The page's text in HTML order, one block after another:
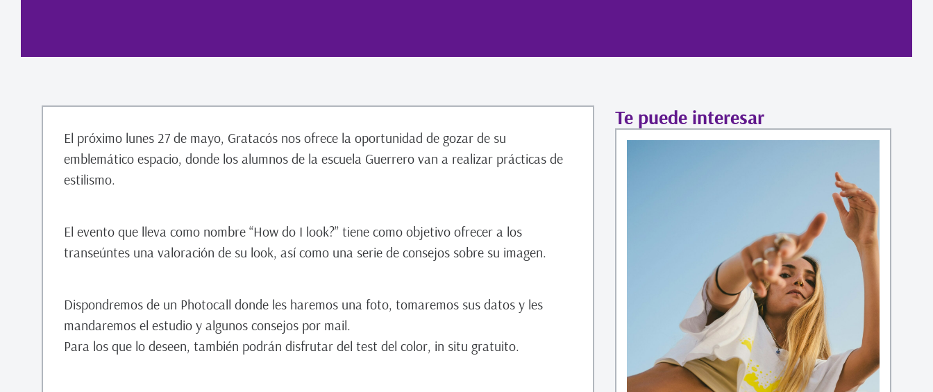
El próximo lunes 27 de mayo, Gratacós nos ofrece la oportunidad de gozar de su
emblemático espacio, donde los alumnos de la escuela Guerrero van a realizar prácticas de
estilismo.
El evento que lleva como nombre “How do I look?” tiene como objetivo ofrecer a los
transeúntes una valoración de su look, así como una serie de consejos sobre su imagen.
Dispondremos de un Photocall donde les haremos una foto, tomaremos sus datos y les
mandaremos el estudio y algunos consejos por mail.
Para los que lo deseen, también podrán disfrutar del test del color, in situ gratuito.
Te puede interesar